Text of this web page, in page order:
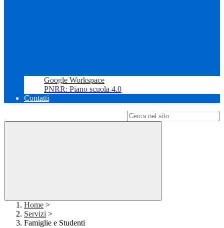
Google Workspace
PNRR: Piano scuola 4.0
Contatti
Home >
Servizi >
Famiglie e Studenti